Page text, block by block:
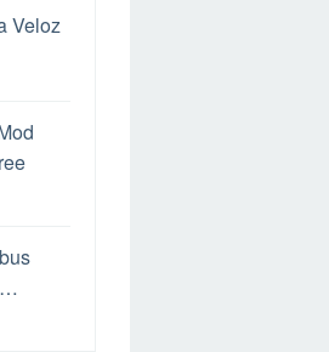
Veloz
…